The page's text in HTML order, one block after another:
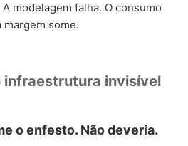
modelagem falha. O consumo
margem some.
infraestrutura invisível
o enfesto. Não deveria.